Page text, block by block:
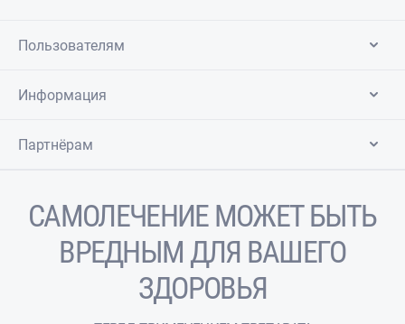
Пользователям
Информация
Партнёрам
САМОЛЕЧЕНИЕ МОЖЕТ БЫТЬ
ВРЕДНЫМ ДЛЯ ВАШЕГО
ЗДОРОВЬЯ